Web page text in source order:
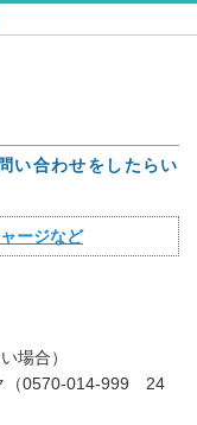
い合わせをしたらい
ージなど
場合）
（0570-014-999 24